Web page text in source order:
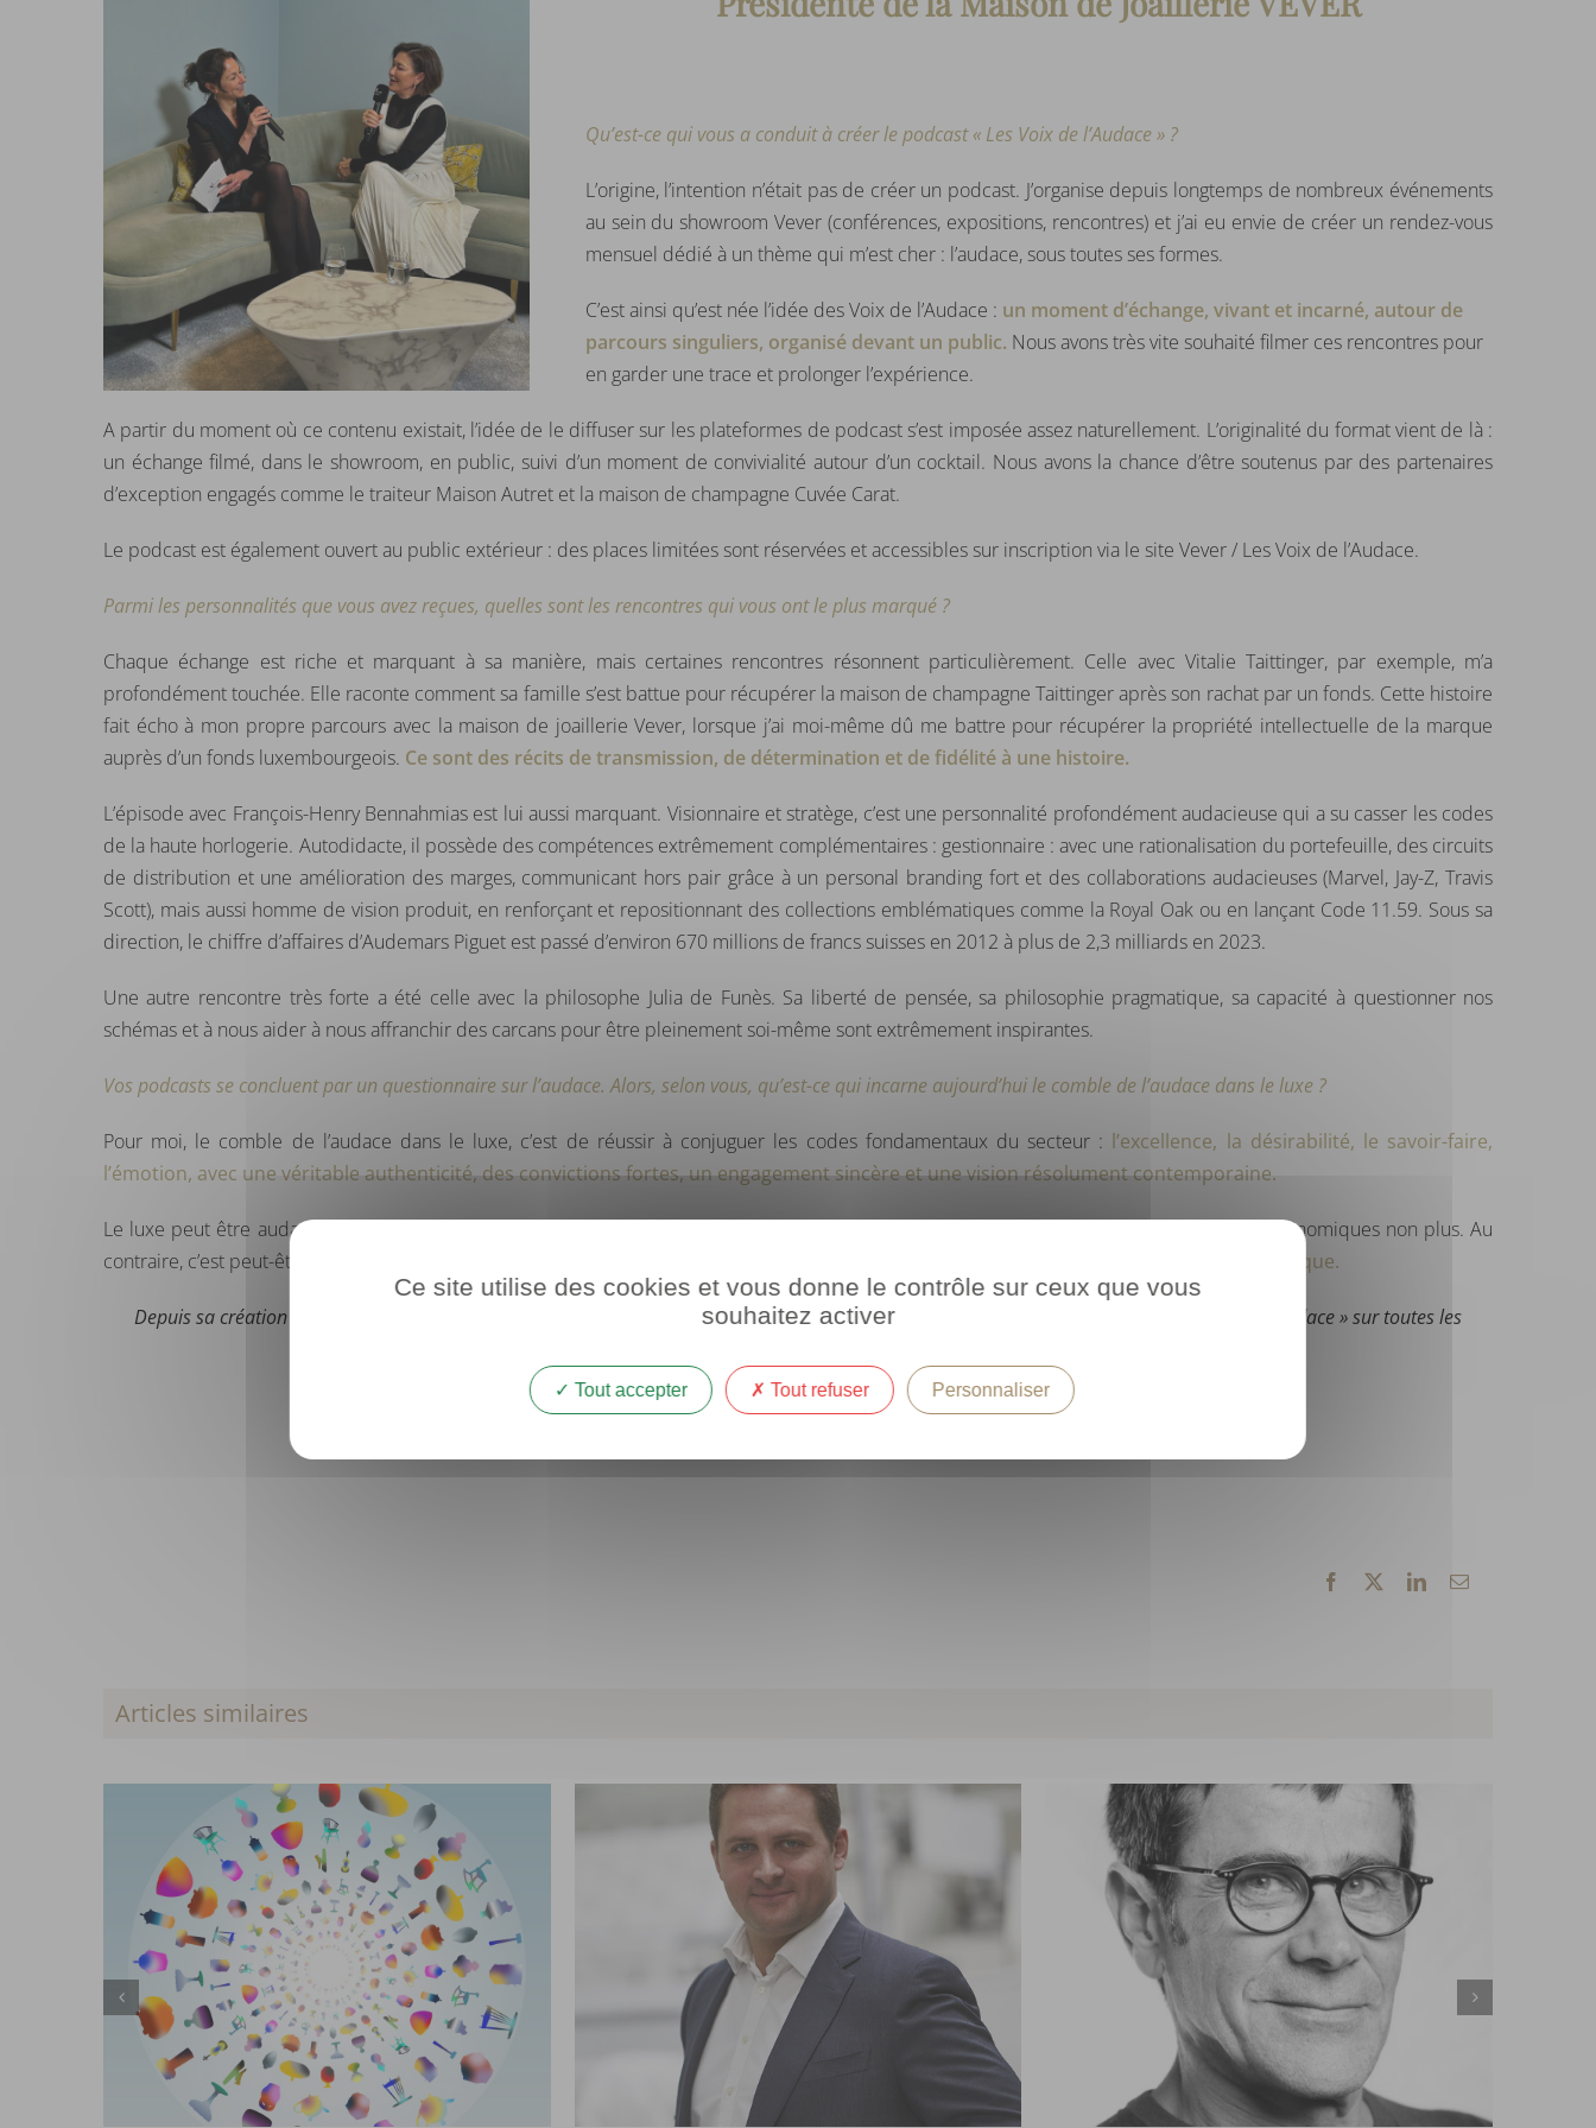
Qu’est-ce qui vous a conduit à créer le podcast « Les Voix de l’Audace » ?
L’origine, l’intention n’était pas de créer un podcast. J’organise depuis longtemps de nombreux événements
au sein du showroom Vever (conférences, expositions, rencontres) et j’ai eu envie de créer un rendez-vous
mensuel dédié à un thème qui m’est cher : l’audace, sous toutes ses formes.
C’est ainsi qu’est née l’idée des Voix de l’Audace : un moment d’échange, vivant et incarné, autour de
parcours singuliers, organisé devant un public. Nous avons très vite souhaité filmer ces rencontres pour
en garder une trace et prolonger l’expérience.
A partir du moment où ce contenu existait, l’idée de le diffuser sur les plateformes de podcast s’est imposée assez naturellement. L’originalité du format vient de là :
un échange filmé, dans le showroom, en public, suivi d’un moment de convivialité autour d’un cocktail. Nous avons la chance d’être soutenus par des partenaires
d’exception engagés comme le traiteur Maison Autret et la maison de champagne Cuvée Carat.
Le podcast est également ouvert au public extérieur : des places limitées sont réservées et accessibles sur inscription via le site Vever / Les Voix de l’Audace.
Parmi les personnalités que vous avez reçues, quelles sont les rencontres qui vous ont le plus marqué ?
Chaque échange est riche et marquant à sa manière, mais certaines rencontres résonnent particulièrement. Celle avec Vitalie Taittinger, par exemple, m’a
profondément touchée. Elle raconte comment sa famille s’est battue pour récupérer la maison de champagne Taittinger après son rachat par un fonds. Cette histoire
fait écho à mon propre parcours avec la maison de joaillerie Vever, lorsque j’ai moi-même dû me battre pour récupérer la propriété intellectuelle de la marque
auprès d’un fonds luxembourgeois. Ce sont des récits de transmission, de détermination et de fidélité à une histoire.
L’épisode avec François-Henry Bennahmias est lui aussi marquant. Visionnaire et stratège, c’est une personnalité profondément audacieuse qui a su casser les codes
de la haute horlogerie. Autodidacte, il possède des compétences extrêmement complémentaires : gestionnaire : avec une rationalisation du portefeuille, des circuits
de distribution et une amélioration des marges, communicant hors pair grâce à un personal branding fort et des collaborations audacieuses (Marvel, Jay-Z, Travis
Scott), mais aussi homme de vision produit, en renforçant et repositionnant des collections emblématiques comme la Royal Oak ou en lançant Code 11.59. Sous sa
direction, le chiffre d’affaires d’Audemars Piguet est passé d’environ 670 millions de francs suisses en 2012 à plus de 2,3 milliards en 2023.
Une autre rencontre très forte a été celle avec la philosophe Julia de Funès. Sa liberté de pensée, sa philosophie pragmatique, sa capacité à questionner nos
schémas et à nous aider à nous affranchir des carcans pour être pleinement soi-même sont extrêmement inspirantes.
Vos podcasts se concluent par un questionnaire sur l’audace. Alors, selon vous, qu’est-ce qui incarne aujourd’hui le comble de l’audace dans le luxe ?
Pour moi, le comble de l’audace dans le luxe, c’est de réussir à conjuguer les codes fondamentaux du secteur : l’excellence, la désirabilité, le savoir-faire,
l’émotion, avec une véritable authenticité, des convictions fortes, un engagement sincère et une vision résolument contemporaine.
Le luxe peut être audacieux, innovant, moderne, sans se renier. Luxe et humour ne sont pas antinomiques. Luxe et impact ne sont pas antinomiques non plus. Au
contraire, c’est peut-être là que se joue aujourd’hui sa plus grande audace :
oser être profondément vrai, engagé et en phase avec son époque.
Depuis sa création en 2025, Camille Vever a invité une quinzaine de personnalités dans son podcast. Vous pouvez retrouver « Les Voix de l’Audace » sur toutes les
Apple,Spotify ,Deezer ainsi que sur YouTube.
Facebook LinkedInEmail
Articles similaires
Ce site utilise des cookies et vous donne le contrôle sur ceux que vous
souhaitez activer
Tout accepter Tout refuser Personnaliser